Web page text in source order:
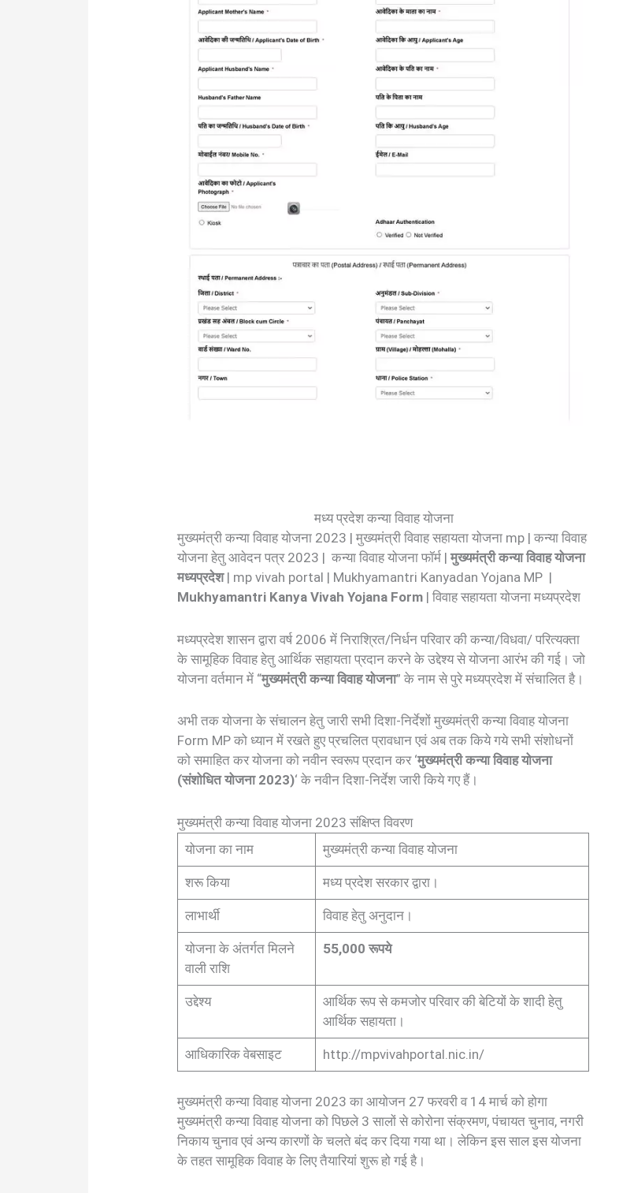
मध्य प्रदेश कन्या विवाह योजना
मुख्यमंत्री कन्या विवाह योजना 2023 | मुख्यमंत्री विवाह सहायता योजना mp | कन्या विवाह
योजना हेतु आवेदन पत्र 2023 | कन्या विवाह योजना फॉर्म |मुख्यमंत्री कन्या विवाह योजना
मध्यप्रदेश| mp vivah portal | Mukhyamantri Kanyadan Yojana MP |
Mukhyamantri Kanya Vivah Yojana Form | विवाह सहायता योजना मध्यप्रदेश
मध्यप्रदेश शासन द्वारा वर्ष 2006 में निराश्रित/निर्धन परिवार की कन्या/विधवा/ परित्यक्ता
के सामूहिक विवाह हेतु आर्थिक सहायता प्रदान करने के उद्देश्य से योजना आरंभ की गई। जो
योजना वर्तमान में “मुख्यमंत्री कन्या विवाह योजना” के नाम से पुरे मध्यप्रदेश में संचालित है।
अभी तक योजना के संचालन हेतु जारी सभी दिशा-निर्देशों मुख्यमंत्री कन्या विवाह योजना
Form MP को ध्यान में रखते हुए प्रचलित प्रावधान एवं अब तक किये गये सभी संशोधनों
को समाहित कर योजना को नवीन स्वरूप प्रदान कर ‘मुख्यमंत्री कन्या विवाह योजना
(संशोधित योजना 2023)‘ के नवीन दिशा-निर्देश जारी किये गए हैं।
मुख्यमंत्री कन्या विवाह योजना 2023 संक्षिप्त विवरण
योजना का नाम
मुख्यमंत्री कन्या विवाह योजना
शरू किया मध्य प्रदेश सरकार द्वारा।
लाभार्थी विवाह हेतु अनुदान।
योजना के अंतर्गत मिलने
वाली राशि
55,000 रूपये
उद्देश्य
आर्थिक रूप से कमजोर परिवार की बेटियों के शादी हेतु
आर्थिक सहायता।
आधिकारिक वेबसाइट http://mpvivahportal.nic.in/
मुख्यमंत्री कन्या विवाह योजना 2023 का आयोजन 27 फरवरी व 14 मार्च को होगा
मुख्यमंत्री कन्या विवाह योजना को पिछले 3 सालों से कोरोना संक्रमण, पंचायत चुनाव, नगरी
निकाय चुनाव एवं अन्य कारणों के चलते बंद कर दिया गया था। लेकिन इस साल इस योजना
के तहत सामूहिक विवाह के लिए तैयारियां शुरू हो गई है।